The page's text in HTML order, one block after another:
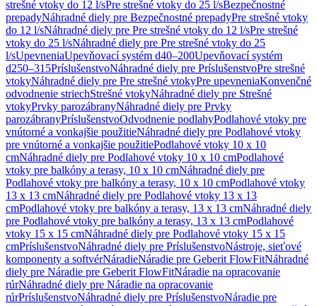
strešné vtoky do 12 l/sPre strešné vtoky do 25 l/sBezpečnostné
prepadyNáhradné diely pre Bezpečnostné prepadyPre strešné vtoky
do 12 l/sNáhradné diely pre Pre strešné vtoky do 12 l/sPre strešné
vtoky do 25 l/sNáhradné diely pre Pre strešné vtoky do 25
l/sUpevneniaUpevňovací systém d40–200Upevňovací systém
d250–315PríslušenstvoNáhradné diely pre PríslušenstvoPre strešné
vtokyNáhradné diely pre Pre strešné vtokyPre upevneniaKonvenčné
odvodnenie striechStrešné vtokyNáhradné diely pre Strešné
vtokyPrvky parozábranyNáhradné diely pre Prvky
parozábranyPríslušenstvoOdvodnenie podlahyPodlahové vtoky pre
vnútorné a vonkajšie použitieNáhradné diely pre Podlahové vtoky
pre vnútorné a vonkajšie použitiePodlahové vtoky 10 x 10
cmNáhradné diely pre Podlahové vtoky 10 x 10 cmPodlahové
vtoky pre balkóny a terasy, 10 x 10 cmNáhradné diely pre
Podlahové vtoky pre balkóny a terasy, 10 x 10 cmPodlahové vtoky
13 x 13 cmNáhradné diely pre Podlahové vtoky 13 x 13
cmPodlahové vtoky pre balkóny a terasy, 13 x 13 cmNáhradné diely
pre Podlahové vtoky pre balkóny a terasy, 13 x 13 cmPodlahové
vtoky 15 x 15 cmNáhradné diely pre Podlahové vtoky 15 x 15
cmPríslušenstvoNáhradné diely pre PríslušenstvoNástroje, sieťové
komponenty a softvérNáradieNáradie pre Geberit FlowFitNáhradné
diely pre Náradie pre Geberit FlowFitNáradie na opracovanie
rúrNáhradné diely pre Náradie na opracovanie
rúrPríslušenstvoNáhradné diely pre PríslušenstvoNáradie pre